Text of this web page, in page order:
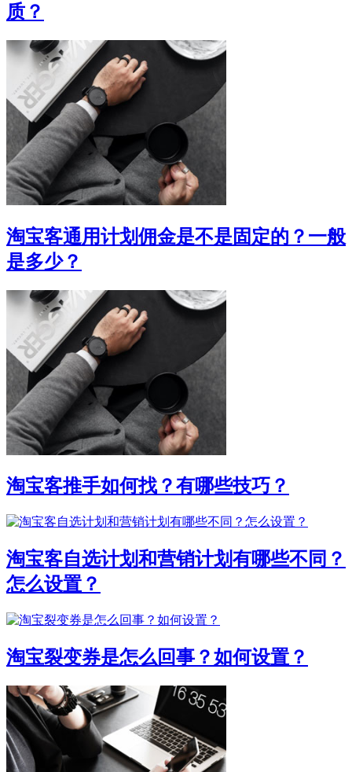
质？
淘宝客通用计划佣金是不是固定的？一般
是多少？
淘宝客推手如何找？有哪些技巧？
淘宝客自选计划和营销计划有哪些不同？
怎么设置？
淘宝裂变券是怎么回事？如何设置？